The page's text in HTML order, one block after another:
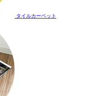
タイルカーペット